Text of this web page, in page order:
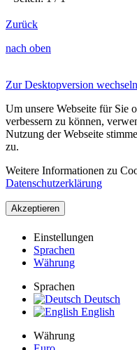
Zurück
nach oben
Zur Desktopversion wechseln
Um unsere Webseite für Sie
verbessern zu können,
Nutzung der Webseite
zu.
Weitere Informationen zu
Datenschutzerklärung
Akzeptieren
Einstellungen
Sprachen
Währung
Sprachen
Deutsch
English
Währung